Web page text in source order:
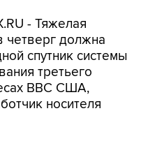
- Тяжелая
четверг должна
спутник системы
третьего
ВВС США,
носителя